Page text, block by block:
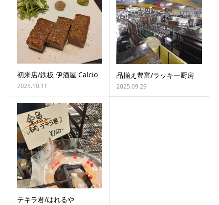
初来店/鉄板 伊酒屋 Calcio
2025.10.11
品揃え豊富/ラッキー厨房
2025.09.29
テキラ君/はれるや